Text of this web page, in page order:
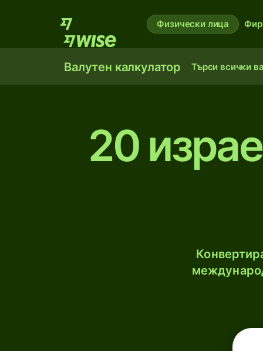
Физически лица
Валутен калкулатор Търси всички
20